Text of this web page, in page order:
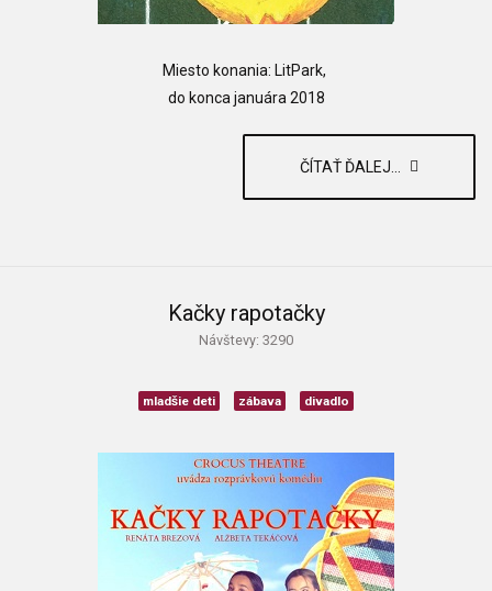
Miesto konania: LitPark,
do konca januára 2018
ČÍTAŤ ĎALEJ...
Kačky rapotačky
Návštevy: 3290
mladšie deti zábava divadlo